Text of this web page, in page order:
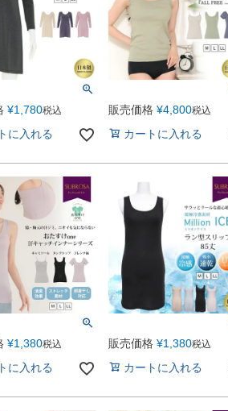
¥1,780税込
に入れる
販売価格 ¥4,800税込
カートに入れる
¥1,380税込
に入れる
販売価格 ¥1,380税込
カートに入れる